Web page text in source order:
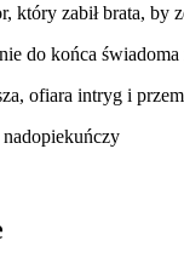
który zabił brata, by
do końca
ofiara intryg i